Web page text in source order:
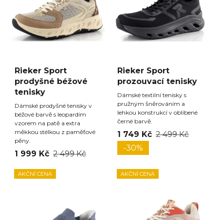
Rieker Sport
prodyšné béžové
tenisky
Dámské prodyšné tenisky v
béžové barvě s leopardím
vzorem na patě a extra
měkkou stélkou z paměťové
pěny.
1 999 Kč 2 499 Kč
Rieker Sport
prozouvací tenisky
Dámské textilní tenisky s
pružným šněrováním a
lehkou konstrukcí v oblíbené
černé barvě.
1 749 Kč 2 499 Kč
-30%
AKČNÍ CENA AKČNÍ CENA